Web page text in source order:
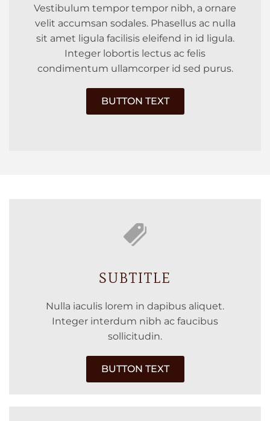
Vestibulum tempor tempor nibh, a ornare
velit accumsan sodales. Phasellus ac nulla
sit amet ligula facilisis eleifend in id ligula.
Integer lobortis lectus ac felis
condimentum ullamcorper id sed purus.
BUTTON TEXT
SUBTITLE
Nulla iaculis lorem in dapibus aliquet.
Integer interdum nibh ac faucibus
sollicitudin.
BUTTON TEXT